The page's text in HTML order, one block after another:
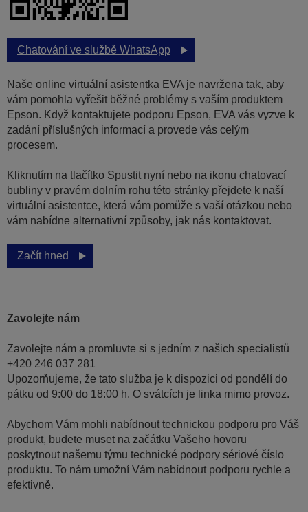
Chatování ve službě WhatsApp
Naše online virtuální asistentka EVA je navržena tak, aby
vám pomohla vyřešit běžné problémy s vaším produktem
Epson. Když kontaktujete podporu Epson, EVA vás vyzve k
zadání příslušných informací a provede vás celým
procesem.
Kliknutím na tlačítko Spustit nyní nebo na ikonu chatovací
bubliny v pravém dolním rohu této stránky přejdete k naší
virtuální asistentce, která vám pomůže s vaší otázkou nebo
vám nabídne alternativní způsoby, jak nás kontaktovat.
Začít hned
Zavolejte nám
Zavolejte nám a promluvte si s jedním z našich specialistů
+420 246 037 281
Upozorňujeme, že tato služba je k dispozici od pondělí do
pátku od 9:00 do 18:00 h. O svátcích je linka mimo provoz.
Abychom Vám mohli nabídnout technickou podporu pro Váš
produkt, budete muset na začátku Vašeho hovoru
poskytnout našemu týmu technické podpory sériové číslo
produktu. To nám umožní Vám nabídnout podporu rychle a
efektivně.